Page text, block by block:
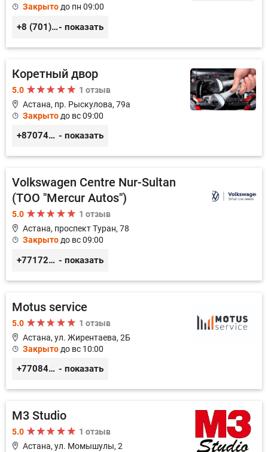
Закрытодо пн 09:00
+8 (701) 126-40-74, +8 (777) 308-15-98- показать
Коретный двор
5.0
1 отзыв
Астана, пр. Рыскулова, 79а
Закрыто до вс 09:00
+87074724702 - показать
Volkswagen Centre Nur-Sultan
(ТОО "Mercur Autos")
5.0
1 отзыв
Астана, проспект Туран, 78
Закрытодо вс 09:00
+77172476262 - показать
Motus service
5.0
1 отзыв
Астана, ул. Жирентаева, 2Б
Закрыто до вс 10:00
+77084253724 - показать
M3 Studio
5.0
1 отзыв
Астана, ул. Момышулы, 2